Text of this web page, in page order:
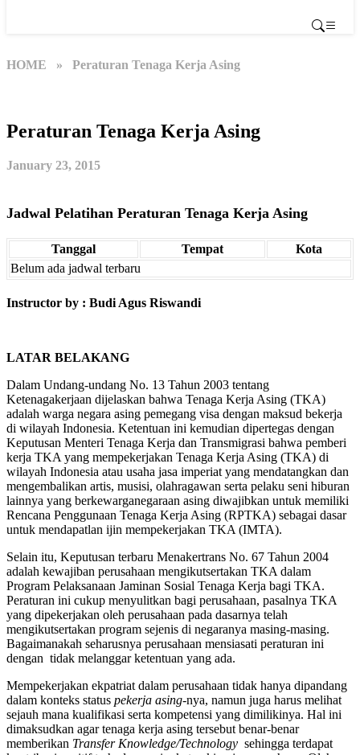
HOME » Peraturan Tenaga Kerja Asing
Peraturan Tenaga Kerja Asing
January 23, 2015
Jadwal Pelatihan Peraturan Tenaga Kerja Asing
Tanggal Tempat
Kota
Belum ada jadwal terbaru
Instructor by : Budi Agus Riswandi
LATAR BELAKANG
Dalam Undang-undang No. 13 Tahun 2003 tentang
Ketenagakerjaan dijelaskan bahwa Tenaga Kerja Asing (TKA)
adalah warga negara asing pemegang visa dengan maksud bekerja
di wilayah Indonesia. Ketentuan ini kemudian dipertegas dengan
Keputusan Menteri Tenaga Kerja dan Transmigrasi bahwa pemberi
kerja TKA yang mempekerjakan Tenaga Kerja Asing (TKA) di
wilayah Indonesia atau usaha jasa imperiat yang mendatangkan dan
mengembalikan artis, musisi, olahragawan serta pelaku seni hiburan
lainnya yang berkewarganegaraan asing diwajibkan untuk memiliki
Rencana Penggunaan Tenaga Kerja Asing (RPTKA) sebagai dasar
untuk mendapatlan ijin mempekerjakan TKA (IMTA).
Selain itu, Keputusan terbaru Menakertrans No. 67 Tahun 2004
adalah kewajiban perusahaan mengikutsertakan TKA dalam
Program Pelaksanaan Jaminan Sosial Tenaga Kerja bagi TKA.
Peraturan ini cukup menyulitkan bagi perusahaan, pasalnya TKA
yang dipekerjakan oleh perusahaan pada dasarnya telah
mengikutsertakan program sejenis di negaranya masing-masing.
Bagaimanakah seharusnya perusahaan mensiasati peraturan ini
dengan tidak melanggar ketentuan yang ada.
Mempekerjakan ekpatriat dalam perusahaan tidak hanya dipandang
dalam konteks status pekerja asing-nya, namun juga harus melihat
sejauh mana kualifikasi serta kompetensi yang dimilikinya. Hal ini
dimaksudkan agar tenaga kerja asing tersebut benar-benar
memberikan Transfer Knowledge/Technology sehingga terdapat